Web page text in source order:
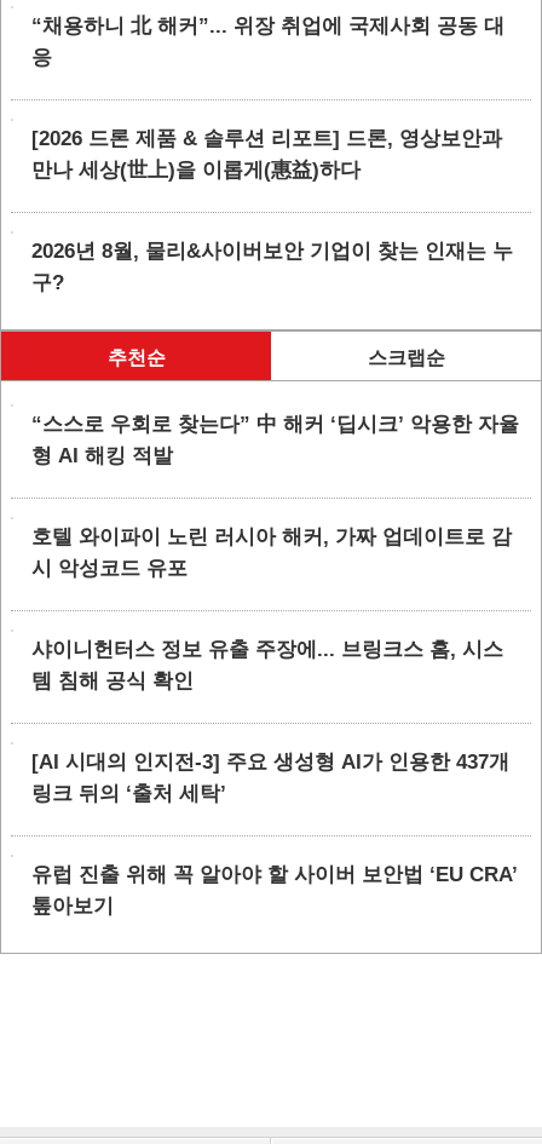
“채용하니 北 해커”... 위장 취업에 국제사회 공동 대
응
[2026 드론 제품 & 솔루션 리포트] 드론, 영상보안과
만나 세상(世上)을 이롭게(惠益)하다
2026년 8월, 물리&사이버보안 기업이 찾는 인재는 누
구?
추천순 스크랩순
“스스로 우회로 찾는다” 中 해커 ‘딥시크’ 악용한 자율
형 AI 해킹 적발
호텔 와이파이 노린 러시아 해커, 가짜 업데이트로 감
시 악성코드 유포
샤이니헌터스 정보 유출 주장에... 브링크스 홈, 시스
템 침해 공식 확인
[AI 시대의 인지전-3] 주요 생성형 AI가 인용한 437개
링크 뒤의 ‘출처 세탁’
유럽 진출 위해 꼭 알아야 할 사이버 보안법 ‘EU CRA’
톺아보기